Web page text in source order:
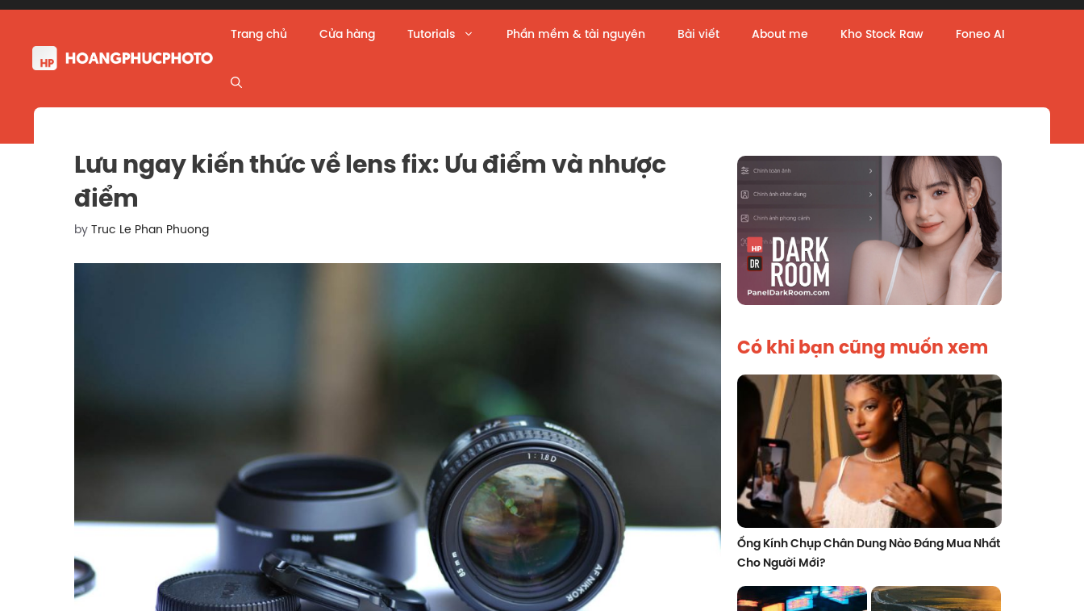
Skip
content
Trang chủ Cửa hàng Tutorials Phần mềm & tài nguyên Bài viết About me Kho Stock Raw Foneo AI
Lưu ngay kiến thức về lens fix: Ưu điểm và nhược
điểm
by Truc Le Phan Phuong
Có khi bạn cũng muốn xem
Ống Kính Chụp Chân Dung Nào Đáng Mua Nhất
Cho Người Mới?